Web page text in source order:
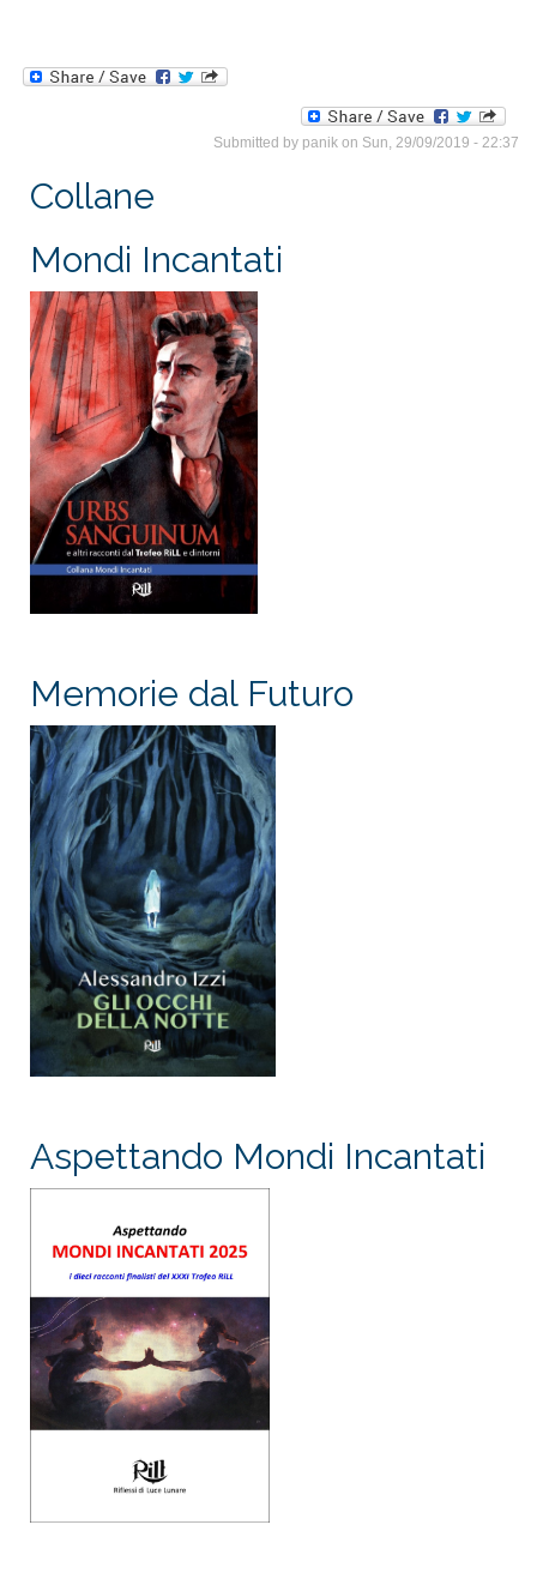
Submitted by panik on Sun, 29/09/2019 - 22:37
Collane
Mondi Incantati
Memorie dal Futuro
Aspettando Mondi Incantati